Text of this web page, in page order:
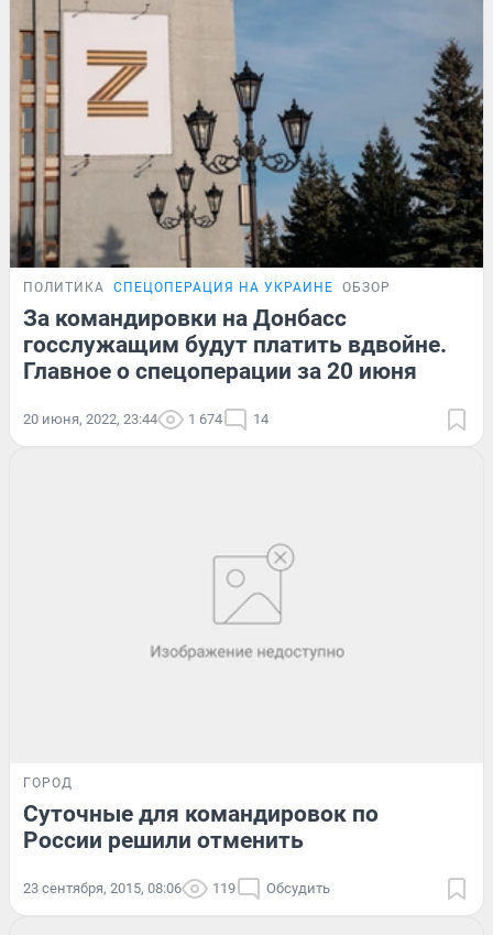
ПОЛИТИКА СПЕЦОПЕРАЦИЯ НА УКРАИНЕ ОБЗОР
За командировки на Донбасс
госслужащим будут платить вдвойне.
Главное о спецоперации за 20 июня
20 июня, 2022, 23:44 1 674 14
ГОРОД
Суточные для командировок по
России решили отменить
23 сентября, 2015, 08:06 119 Обсудить